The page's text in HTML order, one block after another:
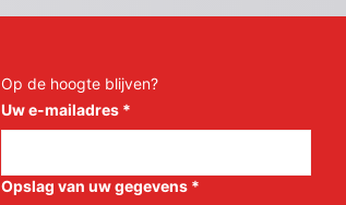
Op de hoogte blijven?
Uw e-mailadres *
Opslag van uw gegevens *